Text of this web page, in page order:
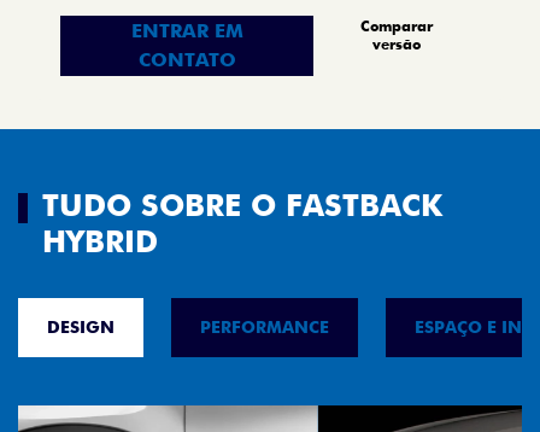
ENTRAR EM
CONTATO
Comparar
versão
TUDO SOBRE O FASTBACK
HYBRID
DESIGN PERFORMANCE ESPAÇO E